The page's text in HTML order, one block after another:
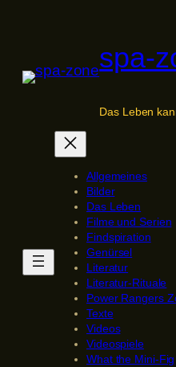
spa-
Das Leben
Allgemeines
Bilder
Das Leben
Filme und Serien
Findspiration
Genürsel
Literatur
Literatur-Rituale
Power Rangers
Texte
Videos
Videospiele
What the Mini-Fig